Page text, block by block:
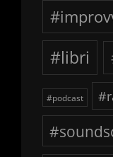
#libri
#podcast